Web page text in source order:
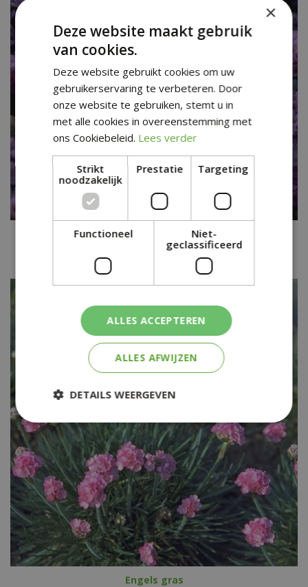
Engels gras
Armeria juniperifolia 'Brookside'
Engels gras
×
Deze website maakt gebruik
van cookies.
Deze website gebruikt cookies om uw
gebruikerservaring te verbeteren. Door
onze website te gebruiken, stemt u in
met alle cookies in overeenstemming met
ons Cookiebeleid. Lees verder
Strikt
noodzakelijk
Prestatie Targeting
Functioneel
Niet-
geclassificeerd
ALLES ACCEPTEREN
ALLES AFWIJZEN
DETAILS WEERGEVEN